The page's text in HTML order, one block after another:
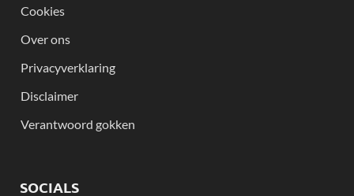
Cookies
Over ons
Privacyverklaring
Disclaimer
Verantwoord gokken
SOCIALS